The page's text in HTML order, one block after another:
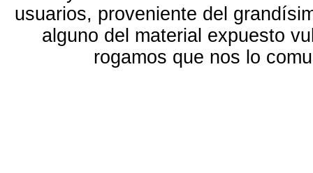
usuarios, proveniente del
alguno del material expuesto
rogamos que nos lo